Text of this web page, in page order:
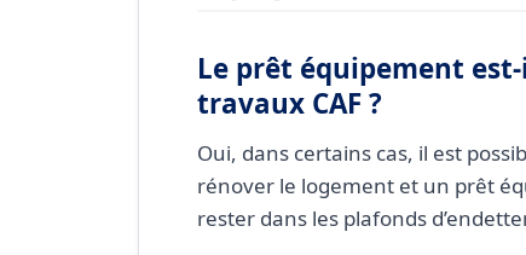
Le prêt équipement
travaux CAF ?
Oui, dans certains cas, il est
rénover le logement et un prêt
rester dans les plafonds